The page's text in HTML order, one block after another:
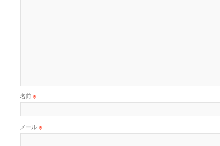
名前※
メール※